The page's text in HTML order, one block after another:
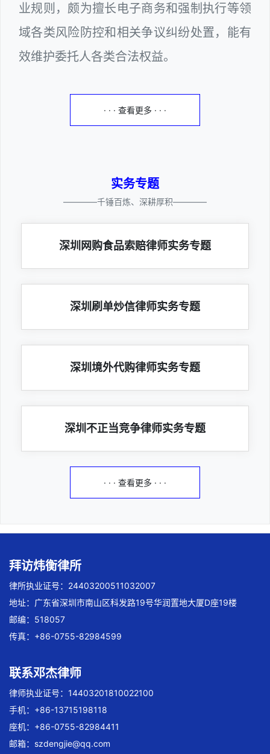
业规则，颇为擅长电子商务和强制执行等领
域各类风险防控和相关争议纠纷处置，能有
效维护委托人各类合法权益。
· · · 查看更多 · · ·
实务专题
————千锤百炼、深耕厚积————
深圳网购食品索赔律师实务专题
深圳刷单炒信律师实务专题
深圳境外代购律师实务专题
深圳不正当竞争律师实务专题
· · · 查看更多 · · ·
拜访炜衡律所
律所执业证号：24403200511032007
地址：广东省深圳市南山区科发路19号华润置地大厦D座19楼
邮编：518057
传真：+86-0755-82984599
联系邓杰律师
律师执业证号：14403201810022100
手机：+86-13715198118
座机：+86-0755-82984411
邮箱： szdengjie@qq.com